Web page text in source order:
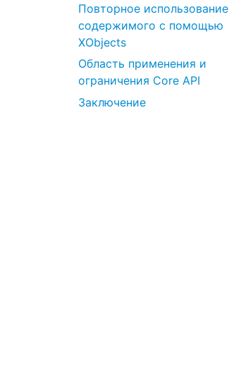
Повторное использование
содержимого с помощью
XObjects
Область применения и
ограничения Core API
Заключение